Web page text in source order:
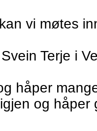
vi møtes
Terje i
håper
og